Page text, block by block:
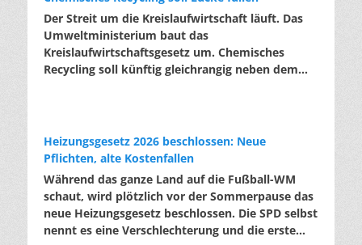
Muster: So viele Windräder wie nie zuvor wurden
genehmigt, doch im ersten Halbjahr gingen
netto nur rund zwei Gigawatt ans Netz. Der
Bestand liegt damit bei etwa 70 Gigawatt. Das
gesetzliche Zwischenziel von 84 Gigawatt zum
Ausschreibungen staut sich deshalb eine immer
länger werdende Schlange baureifer Projekte. Bis
Jahresende dürfte sie nach Branchenschätzungen
ein Volumen erreichen, das einem Drittel aller
bereits in Deutschland laufenden Windräder
entspricht. Wer bei einer Ausschreibung leer
Der Streit um die Kreislaufwirtschaft läuft. Das
Umweltministerium baut das
Kreislaufwirtschaftsgesetz um. Chemisches
Recycling soll künftig gleichrangig neben dem
Novelle des Kreislaufwirtschaftsgesetzes (KrWG)
in die Anhörung gegeben. Bis zum 7. August
haben Verbände und Länder die Möglichkeit,
Stellung zu nehmen. Im Januar 2027 soll das
Kabinett eine Entscheidung treffen. Formal setzt
der Entwurf zwei EU-Richtlinien um. Tatsächlich
enthält er jedoch eine Grundsatzentscheidung,
Heizungsgesetz 2026 beschlossen: Neue
Pflichten, alte Kostenfallen
Während das ganze Land auf die Fußball-WM
schaut, wird plötzlich vor der Sommerpause das
neue Heizungsgesetz beschlossen. Die SPD selbst
nennt es eine Verschlechterung und die erste